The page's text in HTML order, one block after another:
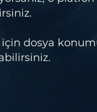
için dosya